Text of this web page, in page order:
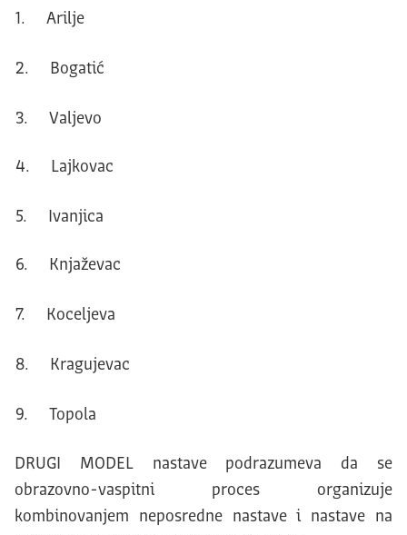
1. Arilje
2. Bogatić
3. Valjevo
4. Lajkovac
5. Ivanjica
6. Knjaževac
7. Koceljeva
8. Kragujevac
9. Topola
DRUGI MODEL nastave podrazumeva da se
obrazovno-vaspitni proces organizuje
kombinovanjem neposredne nastave i nastave na